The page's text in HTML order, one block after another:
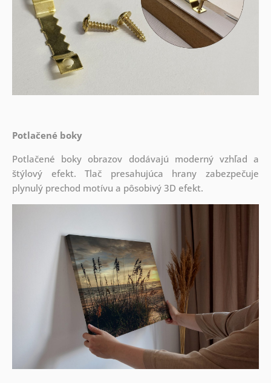
Potlačené boky
Potlačené boky obrazov dodávajú moderný vzhľad a
štýlový efekt. Tlač presahujúca hrany zabezpečuje
plynulý prechod motívu a pôsobivý 3D efekt.